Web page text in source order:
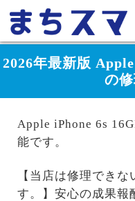
2026年最新版
の
Apple iPhone 6s
能です。
【当店は修理でき
す。】安心の成果報